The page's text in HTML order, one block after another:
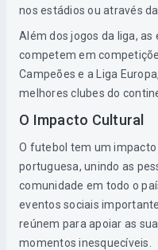
nos estádios ou através
Além dos jogos da liga,
competem em
Campeões e a Liga
melhores clubes do
O Impacto Cultural
O futebol tem um
portuguesa, unindo as
comunidade em todo o
eventos sociais
reúnem para apoiar as
momentos inesquecíveis.